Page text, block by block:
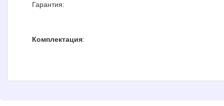
Гарантия:
Комплектация: